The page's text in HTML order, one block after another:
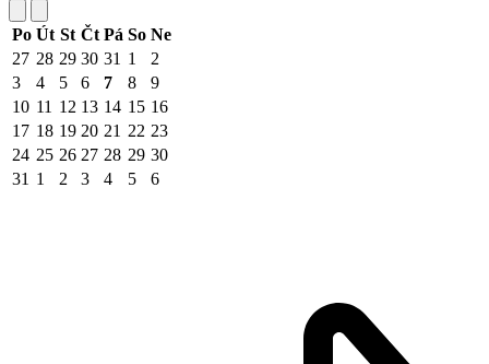
Po Út St Čt Pá So Ne
27 28 29 30 31 1
2
3
4 5 6 7 8
9
10 11 12 13 14 15 16
17 18 19 20 21 22 23
24 25 26 27 28 29 30
31 1 2 3 4 5 6